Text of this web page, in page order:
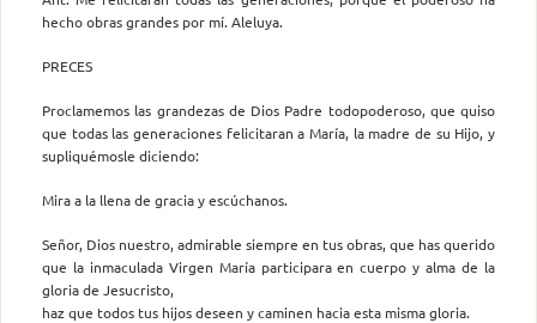
hecho obras grandes por mí. Aleluya.
PRECES
Proclamemos las grandezas de Dios Padre todopoderoso, que quiso
que todas las generaciones felicitaran a María, la madre de su Hijo, y
supliquémosle diciendo:
Mira a la llena de gracia y escúchanos.
Señor, Dios nuestro, admirable siempre en tus obras, que has querido
que la inmaculada Virgen María participara en cuerpo y alma de la
gloria de Jesucristo,
haz que todos tus hijos deseen y caminen hacia esta misma gloria.